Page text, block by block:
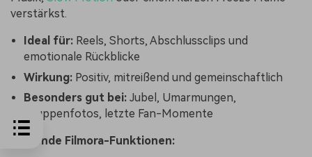
verstärkst.
Ideal für: Reels, Shorts, Abschlussclips und
emotionale Rückblicke
Wirkung: Positiv, mitreißend und gemeinschaftlich
Besonders gut bei: Jubel, Umarmungen,
Gruppenfotos, letzte Fan-Momente
Passende Filmora-Funktionen: